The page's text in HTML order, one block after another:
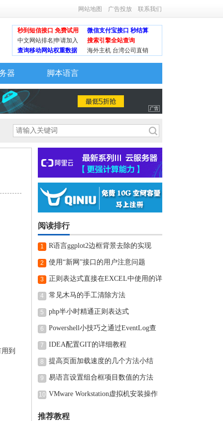
网站地图 广告投放 联系我们
秒到短信接口 免费试用
微信支付宝接口 秒结算
中文网站排名|申请加入
搜索引擎全站查询
查询移动网站权重数据
海外主机 台湾公司直销
器 脚本语言
到
阅读排行
1 R语言ggplot2边框背景去除的实现
2 使用“新网”接口的用户注意问题
3
正则表达式直接在EXCEL中使用的详
细步骤
4 常见木马的手工清除方法
5 php半小时精通正则表达式
6
Powershell小技巧之通过EventLog查
看近期电脑开机和关机时间
7 IDEA配置GIT的详细教程
8 提高页面加载速度的几个方法小结
9 易语言设置组合框项目数值的方法
10 VMware Workstation虚拟机安装操作
推荐教程